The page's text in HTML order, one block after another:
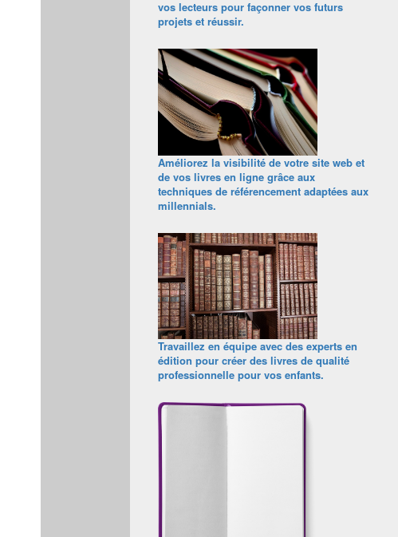
vos lecteurs pour façonner vos futurs
projets et réussir.
Améliorez la visibilité de votre site web et
de vos livres en ligne grâce aux
techniques de référencement adaptées aux
millennials.
Travaillez en équipe avec des experts en
édition pour créer des livres de qualité
professionnelle pour vos enfants.